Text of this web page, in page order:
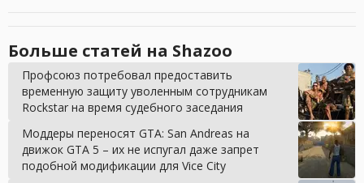
Больше статей на Shazoo
Профсоюз потребовал предоставить
временную защиту уволенным сотрудникам
Rockstar на время судебного заседания
Моддеры переносят GTA: San Andreas на
движок GTA 5 – их не испугал даже запрет
подобной модификации для Vice City